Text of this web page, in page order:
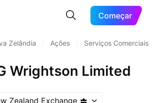
Começar
Zelândia Ações Serviços Comerciais
Wrightson Limited
Zealand Exchange